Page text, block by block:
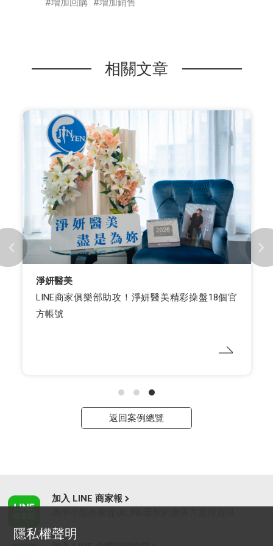
增加回購 增加銷售
相關文章
淨妍醫美
LINE商家俱樂部助攻！淨妍醫美精彩操盤18個官
方帳號
返回案例總覽
加入 LINE 商家報
隱私權聲明